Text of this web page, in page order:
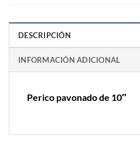
DESCRIPCIÓN
INFORMACIÓN ADICIONAL
Perico pavonado de 10″